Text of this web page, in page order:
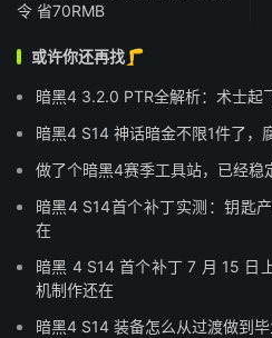
令 省70RMB
或许你还再找🦵
暗黑4 3.2.0 PTR全解析：术士起
暗黑4 S14 神话暗金不限1件了，
做了个暗黑4赛季工具站，已经稳
暗黑4 S14首个补丁实测：钥匙
在
暗黑 4 S14 首个补丁 7 月 15 日
机制作还在
暗黑4 S14 装备怎么从过渡做到